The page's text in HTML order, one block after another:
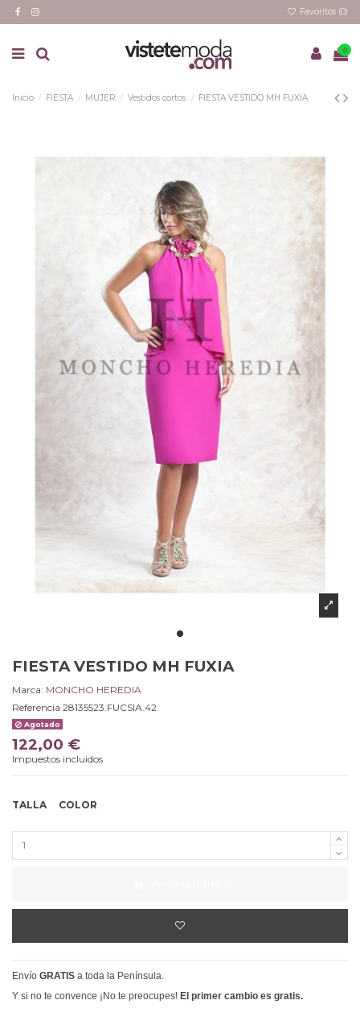
Favoritos (0)
0
Inicio FIESTA MUJER Vestidos cortos FIESTA VESTIDO MH FUXIA
FIESTA VESTIDO MH FUXIA
Marca: MONCHO HEREDIA
Referencia 28135523.FUCSIA.42
Agotado
122,00 €
Impuestos incluidos
TALLA COLOR
Envío GRATIS a toda la Península.
Y si no te convence ¡No te preocupes! El primer cambio es gratis.